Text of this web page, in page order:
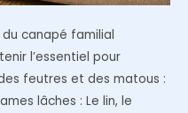
canapé familial
l’essentiel pour
feutres et des matous :
lâches : Le lin, le